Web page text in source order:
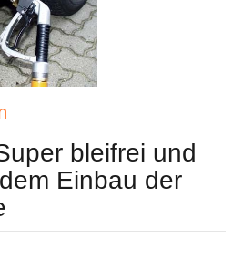
bleifrei und
Einbau der